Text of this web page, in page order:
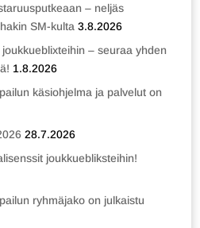
– neljäs
SM-kulta 3.8.2026
– seuraa yhden
1.8.2026
käsiohjelma ja palvelut on
28.7.2026
joukkuebliksteihin!
ryhmäjako on julkaistu